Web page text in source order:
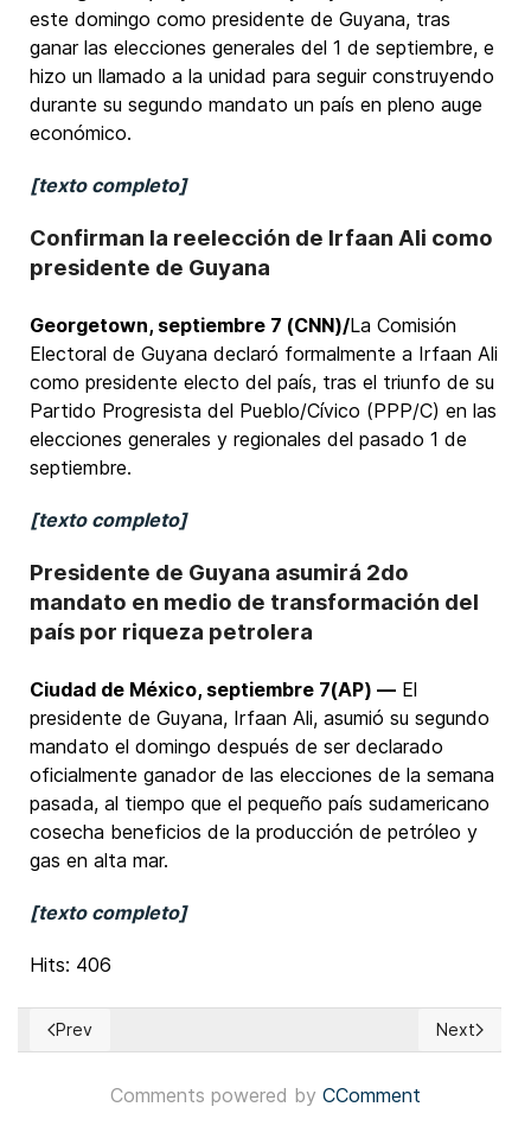
este domingo como presidente de Guyana, tras
ganar las elecciones generales del 1 de septiembre, e
hizo un llamado a la unidad para seguir construyendo
durante su segundo mandato un país en pleno auge
económico.
[texto completo]
Confirman la reelección de Irfaan Ali como
presidente de Guyana
Georgetown, septiembre 7 (CNN)/La Comisión
Electoral de Guyana declaró formalmente a Irfaan Ali
como presidente electo del país, tras el triunfo de su
Partido Progresista del Pueblo/Cívico (PPP/C) en las
elecciones generales y regionales del pasado 1 de
septiembre.
[texto completo]
Presidente de Guyana asumirá 2do
mandato en medio de transformación del
país por riqueza petrolera
Ciudad de México, septiembre 7(AP) — El
presidente de Guyana, Irfaan Ali, asumió su segundo
mandato el domingo después de ser declarado
oficialmente ganador de las elecciones de la semana
pasada, al tiempo que el pequeño país sudamericano
cosecha beneficios de la producción de petróleo y
gas en alta mar.
[texto completo]
Hits: 406
Previous article: Francia: Derecha y socialistas se
Prev Next
Next
Comments powered by CComment